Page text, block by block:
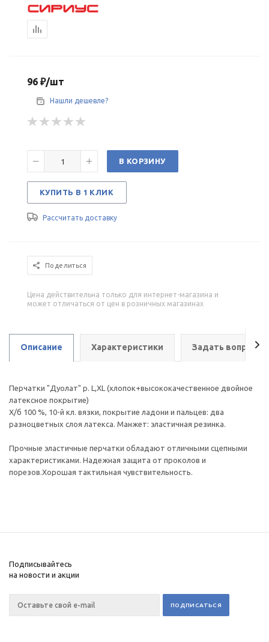
96 ₽/шт
Нашли дешевле?
В КОРЗИНУ
КУПИТЬ В 1 КЛИК
Рассчитать доставку
Поделиться
Цена действительна только для интернет-магазина и
может отличаться от цен в розничных магазинах
Описание Характеристики Задать вопрос
Перчатки "Дуолат" р. L,XL (хлопок+высококачественное двойное
латексное покрытие)
Х/б 100 %, 10-й кл. вязки, покрытие ладони и пальцев: два
разноцветных слоя латекса. Манжет: эластичная резинка.
Прочные эластичные перчатки обладают отличными сцепными
характеристиками. Надежная защита от проколов и
порезов.Хорошая тактильная чувствительность.
Подписывайтесь
на новости и акции